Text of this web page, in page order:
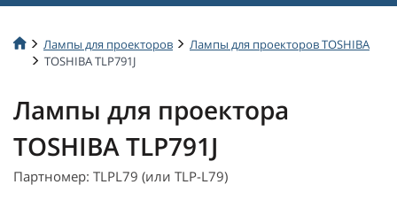
Лампы для проекторов
Лампы для проекторов TOSHIBA
TOSHIBA TLP791J
Лампы для проектора
TOSHIBA TLP791J
Партномер: TLPL79 (или TLP-L79)